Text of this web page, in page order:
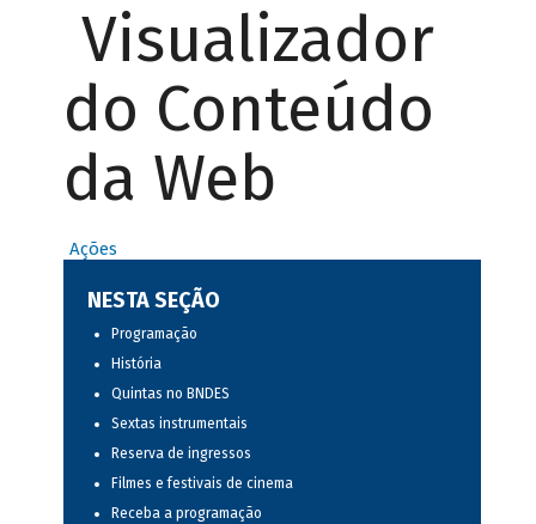
Visualizador
do Conteúdo
da Web
Ações
NESTA SEÇÃO
Programação
História
Quintas no BNDES
Sextas instrumentais
Reserva de ingressos
Filmes e festivais de cinema
Receba a programação